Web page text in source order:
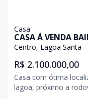
Casa
CASA Á VENDA
SANTA
Centro, Lagoa Santa -
R$ 2.100.000,00
Casa com ótima
lagoa, próximo a